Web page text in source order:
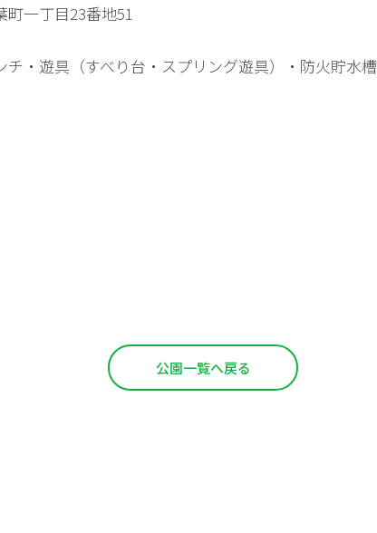
町一丁目23番地51
チ・遊具（すべり台・スプリング遊具）・防火貯水槽
公園一覧へ戻る